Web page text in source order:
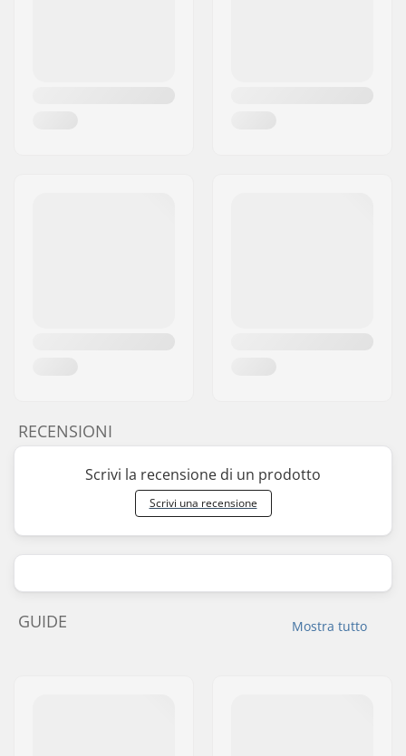
RECENSIONI
Scrivi la recensione di un prodotto
Scrivi una recensione
Mostra tutto
GUIDE